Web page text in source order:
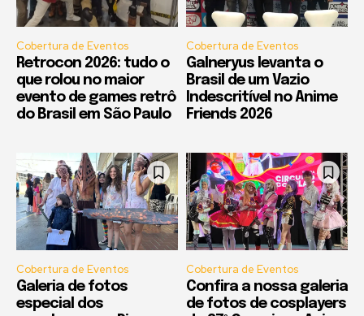
Cobertura de Eventos
Retrocon 2026: tudo o
que rolou no maior
evento de games retrô
do Brasil em São Paulo
Cobertura de Eventos
Galneryus levanta o
Brasil de um Vazio
Indescritível no Anime
Friends 2026
Cobertura de Eventos
Galeria de fotos
especial dos
Cobertura de Eventos
Confira a nossa galeria
de fotos de cosplayers